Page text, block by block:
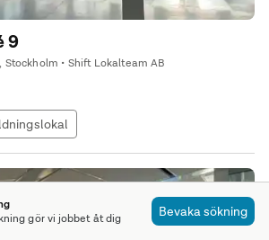
9
• Shift Lokalteam AB
gör vi jobbet åt dig
Bevaka sökning